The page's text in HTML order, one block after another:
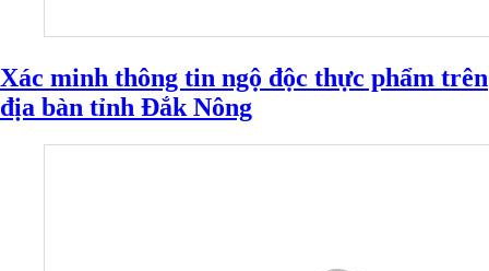
Xác minh thông tin ngộ độc thực phẩm trên
địa bàn tỉnh Đắk Nông